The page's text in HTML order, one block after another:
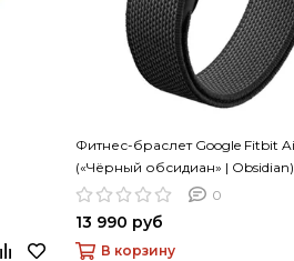
Фитнес-браслет Google Fitbit
(«Чёрный обсидиан» | Obsidian)
0
13 990 руб
В корзину